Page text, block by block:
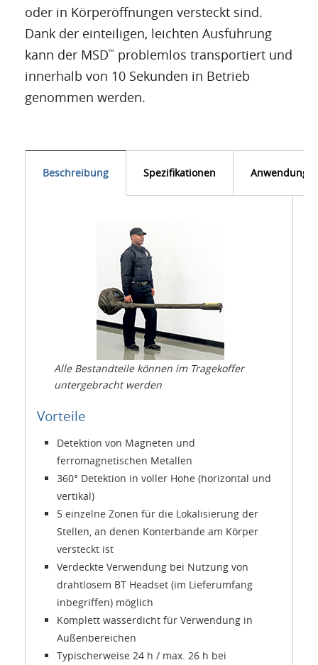
oder in Körperöffnungen versteckt sind.
Dank der einteiligen, leichten Ausführung
kann der MSD™ problemlos transportiert und
innerhalb von 10 Sekunden in Betrieb
genommen werden.
Beschreibung Spezifikationen
Alle Bestandteile können im Tragekoffer
untergebracht werden
Vorteile
Detektion von Magneten und
ferromagnetischen Metallen
360° Detektion in voller Hohe (horizontal und
vertikal)
5 einzelne Zonen für die Lokalisierung der
Stellen, an denen Konterbande am Körper
versteckt ist
Verdeckte Verwendung bei Nutzung von
drahtlosem BT Headset (im Lieferumfang
inbegriffen) möglich
Komplett wasserdicht für Verwendung in
Außenbereichen
Typischerweise 24 h / max. 26 h bei